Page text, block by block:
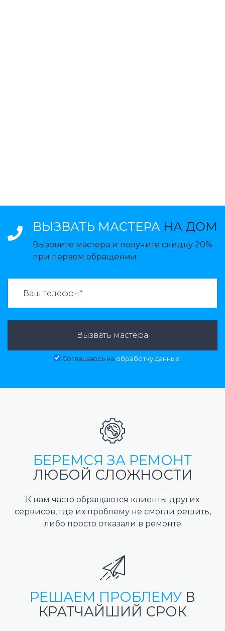
ВЫЗВАТЬ МАСТЕРА НА ДОМ
Вызовите мастера и получите скидку 20%
при первом обращении.
Вызвать мастера
Соглашаюсь на обработку данных
БЕРЕМСЯ ЗА РЕМОНТ
ЛЮБОЙ СЛОЖНОСТИ
К нам часто обращаются клиенты других
сервисов, где их проблему не смогли решить,
либо просто отказали в ремонте
РЕШАЕМ ПРОБЛЕМУ В
КРАТЧАЙШИЙ СРОК